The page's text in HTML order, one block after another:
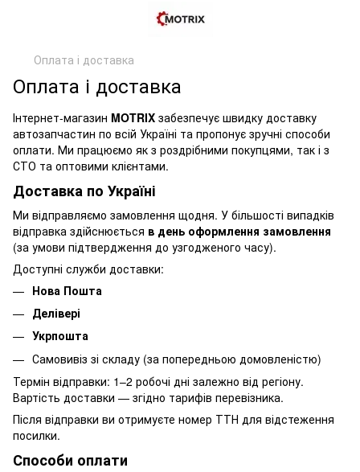
Оплата і доставка
Оплата і доставка
Інтернет-магазин MOTRIX забезпечує швидку доставку
автозапчастин по всій Україні та пропонує зручні способи
оплати. Ми працюємо як з роздрібними покупцями, так і з
СТО та оптовими клієнтами.
Доставка по Україні
Ми відправляємо замовлення щодня. У більшості випадків
відправка здійснюється в день оформлення замовлення
(за умови підтвердження до узгодженого часу).
Доступні служби доставки:
Нова Пошта
Делівері
Укрпошта
Самовивіз зі складу (за попередньою домовленістю)
Термін відправки: 1–2 робочі дні залежно від регіону.
Вартість доставки — згідно тарифів перевізника.
Після відправки ви отримуєте номер ТТН для відстеження
посилки.
Способи оплати